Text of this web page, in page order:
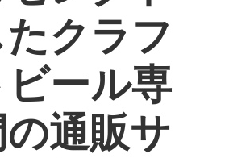
たクラフ
ビール専
の通販サ